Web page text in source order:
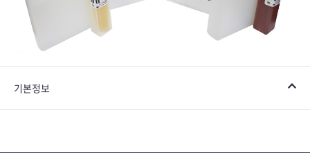
기본정보